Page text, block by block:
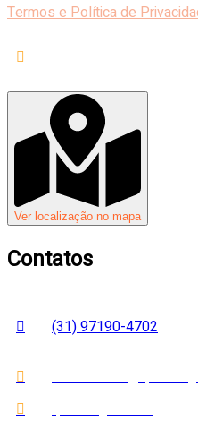
Termos e Política de
Ver localização no mapa
Contatos
(31) 97190-4702
qualimagaziners